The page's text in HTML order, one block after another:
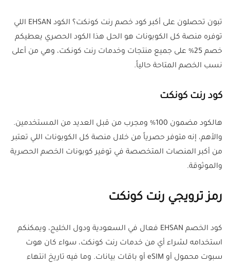
تبون تحصلون على أكبر كود خصم رنت كونكت؟ الكود EHSAN اللي
توفره منصة كل الكوبونات هو الحل هذا الكود الحصري يعطيكم
خصم 25% على جميع منتجات وخدمات رنت كونكت، وهي من أعلى
نسب الخصم المتاحة حالياً.
كود رنت كونكت
هالكود مضمون 100% ومجرب من قبل العديد من المستخدمين.
والأهم، إنه متوفر حصرياً من خلال منصة كل الكوبونات اللي تعتبر
من أكبر المنصات المتخصصة في توفير كوبونات الخصم الحصرية
والموثوقة.
رمز ترويجي رنت كونكت
كود الخصم EHSAN فعال في السعودية ودول الخليج، ويمكنكم
استخدامه لشراء أي من خدمات رنت كونكت، سواء كان هوت
سبوت محمول أو eSIM أو باقات بيانات. وما فيه تاريخ انتهاء